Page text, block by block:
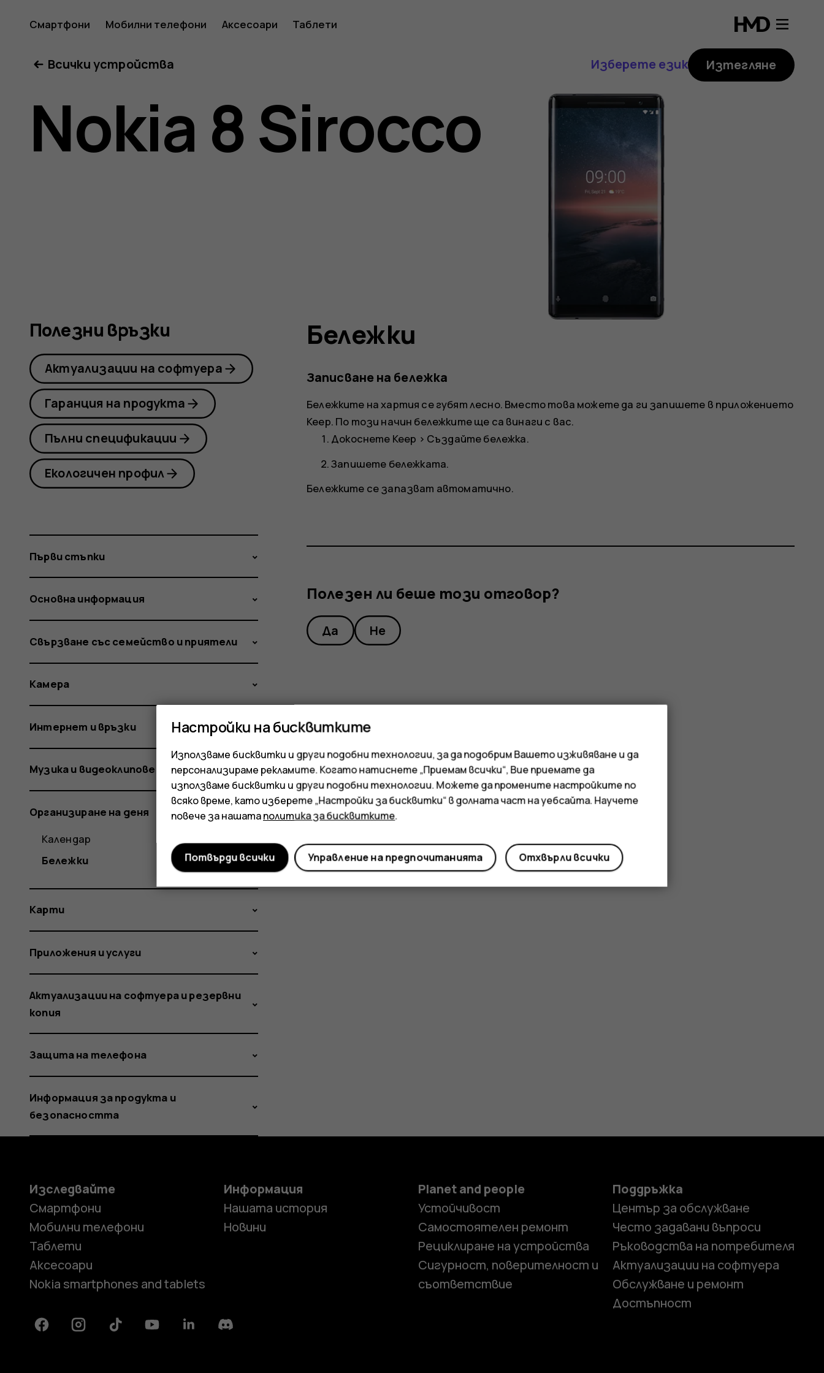
Ръководство
на
потребителя
Nokia
8
Sirocco
Смартфони Мобилни телефони Аксесоари Таблети
Всички устройства Изберете език Изтегляне
Nokia 8 Sirocco
Бележки
Записване на бележка
Бележките на хартия се губят лесно. Вместо това можете да ги запишете в приложението
Keep. По този начин бележките ще са винаги с вас.
Докоснете Keep > Създайте бележка.
Запишете бележката.
Бележките се запазват автоматично.
Полезен ли беше този отговор?
Да Не
Полезни връзки
Актуализации на софтуера
Гаранция на продукта
Пълни спецификации
Екологичен профил
Първи стъпки
Основна информация
Свързване със семейство и приятели
Камера
Интернет и връзки
Музика и видеоклипове
Организиране на деня
Календар
Бележки
Карти
Приложения и услуги
Актуализации на софтуера и резервни
копия
Защита на телефона
Информация за продукта и
безопасността
Изследвайте
Смартфони
Мобилни телефони
Таблети
Аксесоари
Nokia smartphones and tablets
Информация
Нашата история
Новини
Planet and people
Устойчивост
Самостоятелен ремонт
Рециклиране на устройства
Сигурност, поверителност и
съответствие
Поддръжка
Център за обслужване
Често задавани въпроси
Ръководства на потребителя
Актуализации на софтуера
Обслужване и ремонт
Достъпност
FacebookInstagramTiktok YoutubeLinkedinDiscord
Настройки на бисквитките
Използваме бисквитки и други подобни технологии, за да подобрим Вашето изживяване и да
персонализираме рекламите. Когато натиснете „Приемам всички“, Вие приемате да
използваме бисквитки и други подобни технологии. Можете да промените настройките по
всяко време, като изберете „Настройки за бисквитки“ в долната част на уебсайта. Научете
повече за нашатаполитика за бисквитките.
Отхвърли всички
Управление на предпочитанията
Потвърди всички